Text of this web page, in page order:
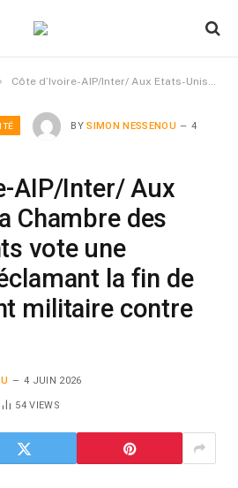
Côte d’Ivoire-AIP/Inter/ Aux Etats-Unis, la Chambre des représentants vote une résolution réclamant la fin de l’engagement militaire contre l’Iran
BY SIMON NESSENOU 4
AIP/Inter/ Aux
Chambre des
vote une
la fin de
militaire contre
4 JUIN 2026
54VIEWS